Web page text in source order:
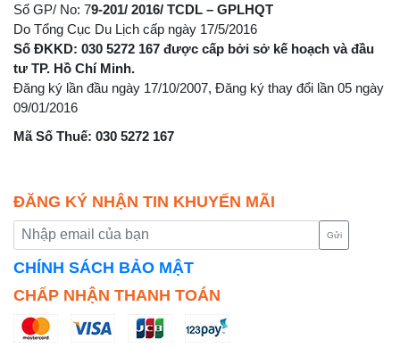
Số GP/ No: 79-201/ 2016/ TCDL – GPLHQT
Do Tổng Cục Du Lịch cấp ngày 17/5/2016
Số ĐKKD: 030 5272 167 được cấp bởi sở kế hoạch và đầu
tư TP. Hồ Chí Minh.
Đăng ký lần đầu ngày 17/10/2007, Đăng ký thay đổi lần 05 ngày
09/01/2016
Mã Số Thuế: 030 5272 167
ĐĂNG KÝ NHẬN TIN KHUYẾN MÃI
Gửi
CHÍNH SÁCH BẢO MẬT
CHẤP NHẬN THANH TOÁN